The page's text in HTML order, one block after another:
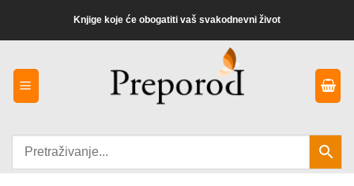
Knjige koje će obogatiti vaš svakodnevni život